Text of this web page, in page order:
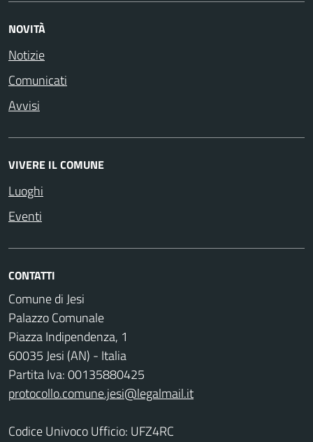
NOVITÀ
Notizie
Comunicati
Avvisi
VIVERE IL COMUNE
Luoghi
Eventi
CONTATTI
Comune di Jesi
Palazzo Comunale
Piazza Indipendenza, 1
60035 Jesi (AN) - Italia
Partita Iva: 00135880425
protocollo.comune.jesi@legalmail.it
Codice Univoco Ufficio: UFZ4RC